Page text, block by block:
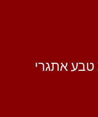
טבע אתגרי